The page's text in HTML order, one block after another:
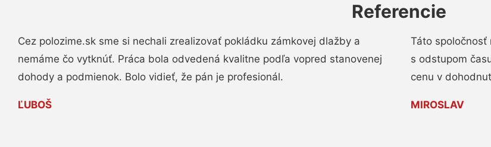
Referencie
Cez polozime.sk sme si nechali zrealizovať pokládku zámkovej dlažby a
nemáme čo vytknúť. Práca bola odvedená kvalitne podľa vopred stanovenej
dohody a podmienok. Bolo vidieť, že pán je profesionál.
ĽUBOŠ
Táto spoločnosť
s odstupom
cenu v
MIROSLAV